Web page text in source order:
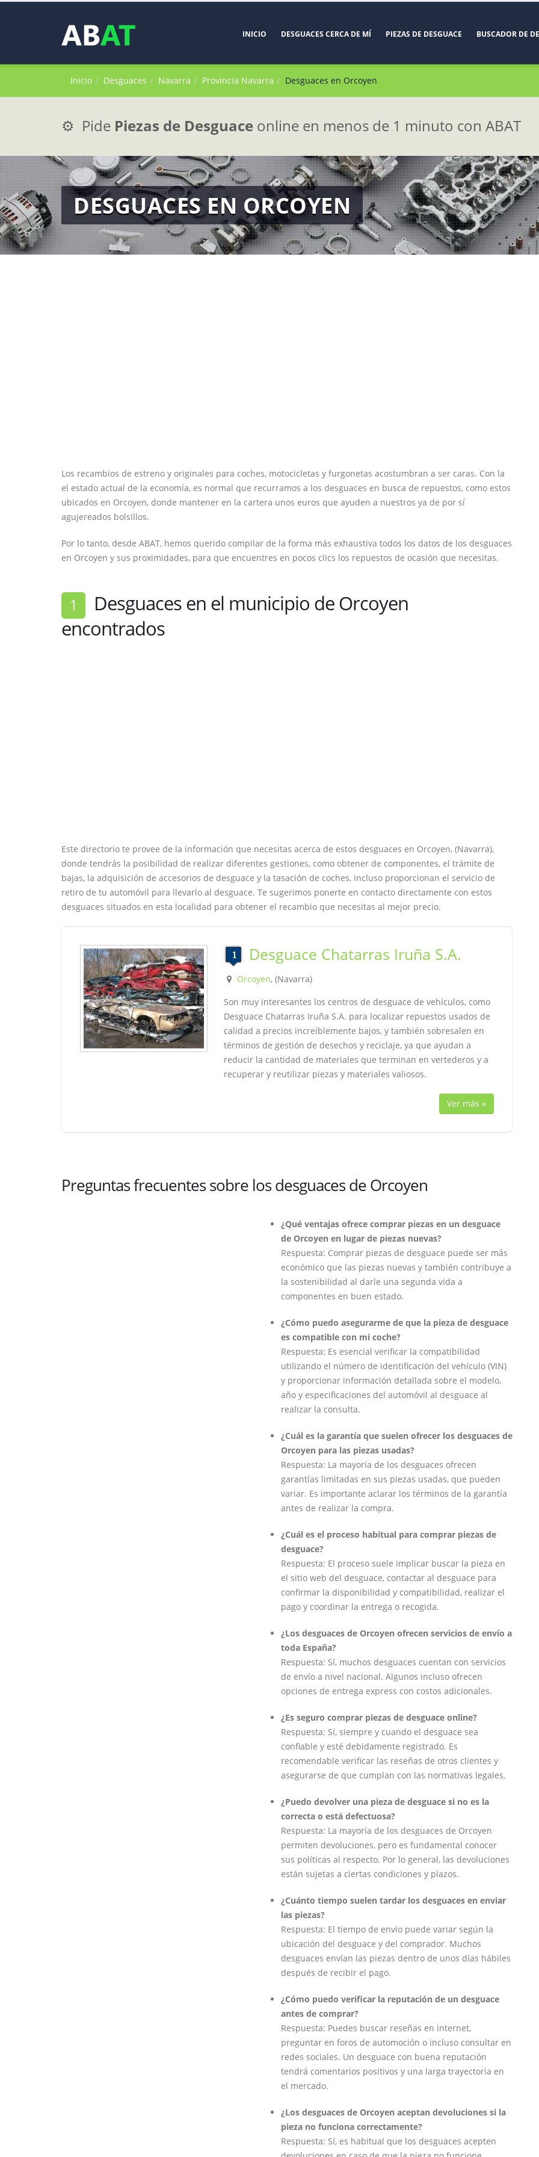
INICIO DESGUACES CERCA DE MÍ PIEZAS DE DESGUACE BUSCADOR DE
Inicio Desguaces Navarra Provincia Navarra Desguaces en Orcoyen
⚙️ Pide Piezas de Desguace online en menos de 1 minuto con ABAT
DESGUACES EN ORCOYEN
Los recambios de estreno y originales para coches, motocicletas y furgonetas acostumbran a ser caras. Con la
el estado actual de la economía, es normal que recurramos a los desguaces en busca de repuestos, como estos
ubicados en Orcoyen, donde mantener en la cartera unos euros que ayuden a nuestros ya de por sí
agujereados bolsillos.
Por lo tanto, desde ABAT, hemos querido compilar de la forma más exhaustiva todos los datos de los desguaces
en Orcoyen y sus proximidades, para que encuentres en pocos clics los repuestos de ocasión que necesitas.
1 Desguaces en el municipio de Orcoyen
encontrados
Este directorio te provee de la información que necesitas acerca de estos desguaces en Orcoyen, (Navarra),
donde tendrás la posibilidad de realizar diferentes gestiones, como obtener de componentes, el trámite de
bajas, la adquisición de accesorios de desguace y la tasación de coches, incluso proporcionan el servicio de
retiro de tu automóvil para llevarlo al desguace. Te sugerimos ponerte en contacto directamente con estos
desguaces situados en esta localidad para obtener el recambio que necesitas al mejor precio.
Desguace Chatarras Iruña S.A.
Orcoyen, (Navarra)
Son muy interesantes los centros de desguace de vehículos, como
Desguace Chatarras Iruña S.A. para localizar repuestos usados de
calidad a precios increíblemente bajos, y también sobresalen en
términos de gestión de desechos y reciclaje, ya que ayudan a
reducir la cantidad de materiales que terminan en vertederos y a
recuperar y reutilizar piezas y materiales valiosos.
Ver más »
Preguntas frecuentes sobre los desguaces de Orcoyen
¿Qué ventajas ofrece comprar piezas en un desguace
de Orcoyen en lugar de piezas nuevas?
Respuesta: Comprar piezas de desguace puede ser más
económico que las piezas nuevas y también contribuye a
la sostenibilidad al darle una segunda vida a
componentes en buen estado.
¿Cómo puedo asegurarme de que la pieza de desguace
es compatible con mi coche?
Respuesta: Es esencial verificar la compatibilidad
utilizando el número de identificación del vehículo (VIN)
y proporcionar información detallada sobre el modelo,
año y especificaciones del automóvil al desguace al
realizar la consulta.
¿Cuál es la garantía que suelen ofrecer los desguaces de
Orcoyen para las piezas usadas?
Respuesta: La mayoría de los desguaces ofrecen
garantías limitadas en sus piezas usadas, que pueden
variar. Es importante aclarar los términos de la garantía
antes de realizar la compra.
¿Cuál es el proceso habitual para comprar piezas de
desguace?
Respuesta: El proceso suele implicar buscar la pieza en
el sitio web del desguace, contactar al desguace para
confirmar la disponibilidad y compatibilidad, realizar el
pago y coordinar la entrega o recogida.
¿Los desguaces de Orcoyen ofrecen servicios de envío a
toda España?
Respuesta: Sí, muchos desguaces cuentan con servicios
de envío a nivel nacional. Algunos incluso ofrecen
opciones de entrega express con costos adicionales.
¿Es seguro comprar piezas de desguace online?
Respuesta: Sí, siempre y cuando el desguace sea
confiable y esté debidamente registrado. Es
recomendable verificar las reseñas de otros clientes y
asegurarse de que cumplan con las normativas legales.
¿Puedo devolver una pieza de desguace si no es la
correcta o está defectuosa?
Respuesta: La mayoría de los desguaces de Orcoyen
permiten devoluciones, pero es fundamental conocer
sus políticas al respecto. Por lo general, las devoluciones
están sujetas a ciertas condiciones y plazos.
¿Cuánto tiempo suelen tardar los desguaces en enviar
las piezas?
Respuesta: El tiempo de envío puede variar según la
ubicación del desguace y del comprador. Muchos
desguaces envían las piezas dentro de unos días hábiles
después de recibir el pago.
¿Cómo puedo verificar la reputación de un desguace
antes de comprar?
Respuesta: Puedes buscar reseñas en internet,
preguntar en foros de automoción o incluso consultar en
redes sociales. Un desguace con buena reputación
tendrá comentarios positivos y una larga trayectoria en
el mercado.
¿Los desguaces de Orcoyen aceptan devoluciones si la
pieza no funciona correctamente?
Respuesta: Sí, es habitual que los desguaces acepten